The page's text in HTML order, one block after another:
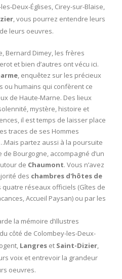
Deux-Églises, Cirey-sur-Blaise,
, vous pourrez entendre leurs
leurs oeuvres.
Bernard Dimey, les frères
et bien d’autres ont vécu ici.
, enquêtez sur les précieux
ou humains qui confèrent ce
de Haute-Marne. Des lieux
mystère, histoire et
il est temps de laisser place
traces de ses Hommes
partez aussi à la poursuite
Bourgogne, accompagné d’un
de Chaumont. Vous n’avez
des chambres d'hôtes de
réseaux officiels (Gîtes de
Accueil Paysan) ou par les
la mémoire d’illustres
côté de Colombey-les-Deux-
Langres et Saint-Dizier,
voix et entrevoir la grandeur
oeuvres.